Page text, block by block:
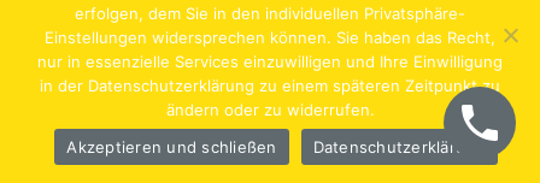
Jobs Lehrstellen Impressum AGB Datenschutz
Hentschläger Bau GmbH – A-4222 Langenstein,
erfolgen, dem Sie in den individuellen Privatsphäre-
Einstellungen widersprechen können. Sie haben das Recht,
nur in essenzielle Services einzuwilligen und Ihre Einwilligung
in der Datenschutzerklärung zu einem späteren Zeitpunkt zu
ändern oder zu widerrufen.
Akzeptieren und schließen
Datenschutzerklärung